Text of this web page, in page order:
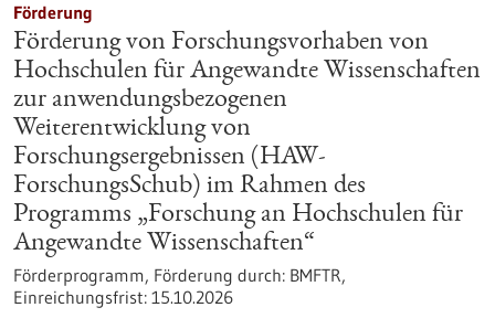
Förderung
Förderung von Forschungsvorhaben von
Hochschulen für Angewandte Wissenschaften
zur anwendungsbezogenen
Weiterentwicklung von
Forschungsergebnissen (HAW-
ForschungsSchub) im Rahmen des
Programms „Forschung an Hochschulen für
Angewandte Wissenschaften“
Förderprogramm, Förderung durch: BMFTR,
Einreichungsfrist: 15.10.2026